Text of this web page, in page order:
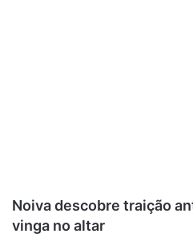
Noiva descobre traição
vinga no altar